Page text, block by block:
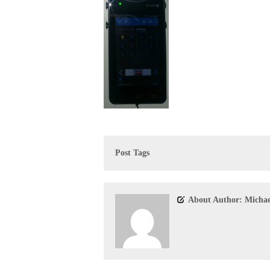
Post Tags
About Author: